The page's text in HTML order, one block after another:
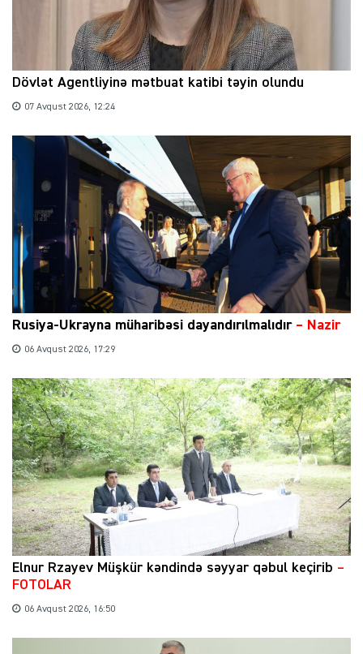
Dövlət Agentliyinə mətbuat katibi təyin olundu
07 Avqust 2026, 12:24
Rusiya-Ukrayna müharibəsi dayandırılmalıdır– Nazir
06 Avqust 2026, 17:29
Elnur Rzayev Müşkür kəndində səyyar qəbul keçirib –
FOTOLAR
06 Avqust 2026, 16:50